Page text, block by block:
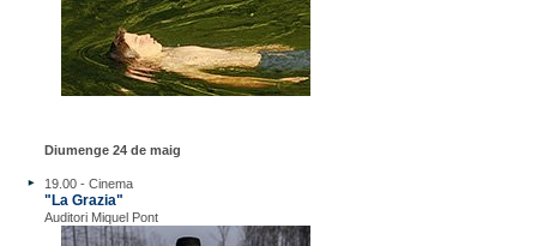
Diumenge 24 de maig
19.00 - Cinema
"La Grazia"
Auditori Miquel Pont